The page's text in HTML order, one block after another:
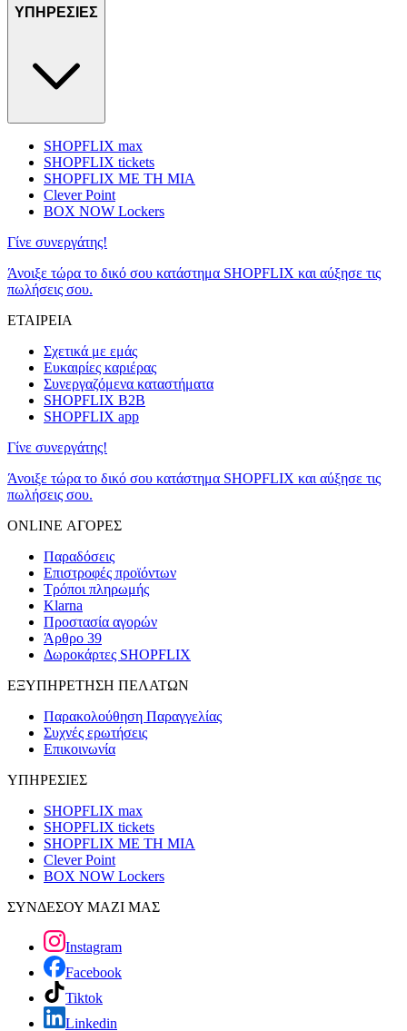
ΥΠΗΡΕΣΙΕΣ
SHOPFLIX max
SHOPFLIX tickets
SHOPFLIX ΜΕ ΤΗ ΜΙΑ
Clever Point
BOX NOW Lockers
Γίνε συνεργάτης!
Άνοιξε τώρα το δικό σου κατάστημα SHOPFLIX και αύξησε τις
πωλήσεις σου.
ΕΤΑΙΡΕΙΑ
Σχετικά με εμάς
Ευκαιρίες καριέρας
Συνεργαζόμενα καταστήματα
SHOPFLIX B2B
SHOPFLIX app
Γίνε συνεργάτης!
Άνοιξε τώρα το δικό σου κατάστημα SHOPFLIX και αύξησε τις
πωλήσεις σου.
ONLINE ΑΓΟΡΕΣ
Παραδόσεις
Επιστροφές προϊόντων
Τρόποι πληρωμής
Klarna
Προστασία αγορών
Άρθρο 39
Δωροκάρτες SHOPFLIX
ΕΞΥΠΗΡΕΤΗΣΗ ΠΕΛΑΤΩΝ
Παρακολούθηση Παραγγελίας
Συχνές ερωτήσεις
Επικοινωνία
ΥΠΗΡΕΣΙΕΣ
SHOPFLIX max
SHOPFLIX tickets
SHOPFLIX ΜΕ ΤΗ ΜΙΑ
Clever Point
BOX NOW Lockers
ΣΥΝΔΕΣΟΥ ΜΑΖΙ ΜΑΣ
Instagram
Facebook
Tiktok
Linkedin